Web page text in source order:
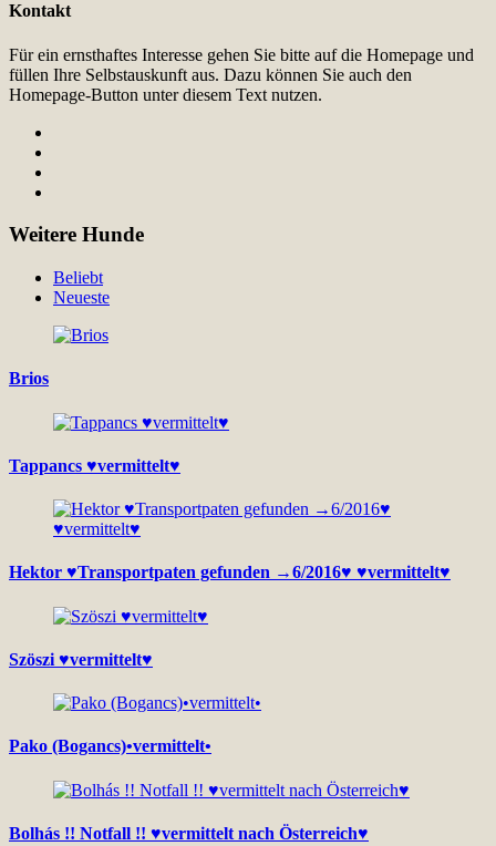
Kontakt
Für ein ernsthaftes Interesse gehen Sie bitte auf die Homepage und
füllen Ihre Selbstauskunft aus. Dazu können Sie auch den
Homepage-Button unter diesem Text nutzen.
Weitere Hunde
Beliebt
Neueste
Brios
Tappancs ♥vermittelt♥
Hektor ♥Transportpaten gefunden →6/2016♥ ♥vermittelt♥
Szöszi ♥vermittelt♥
Pako (Bogancs)•vermittelt•
Bolhás !! Notfall !! ♥vermittelt nach Österreich♥